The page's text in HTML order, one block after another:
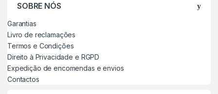
SOBRE NÓS
Garantias
Livro de reclamações
Termos e Condições
Direito à Privacidade e RGPD
Expedição de encomendas e envios
Contactos